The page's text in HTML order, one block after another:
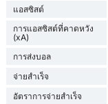
แอสซิสต์
การแอสซิสต์ที่คาดหวัง
(xA)
การส่งบอล
จ่ายสำเร็จ
อัตราการจ่ายสำเร็จ